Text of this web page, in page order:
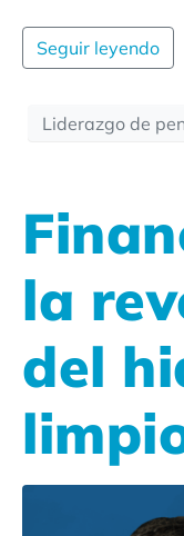
Seguir leyendo
Liderazgo de
la
del